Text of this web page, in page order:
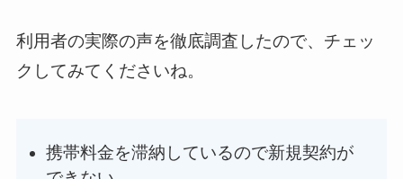
利用者の実際の声を徹底調査したので、チェッ
クしてみてくださいね。
携帯料金を滞納しているので新規契約が